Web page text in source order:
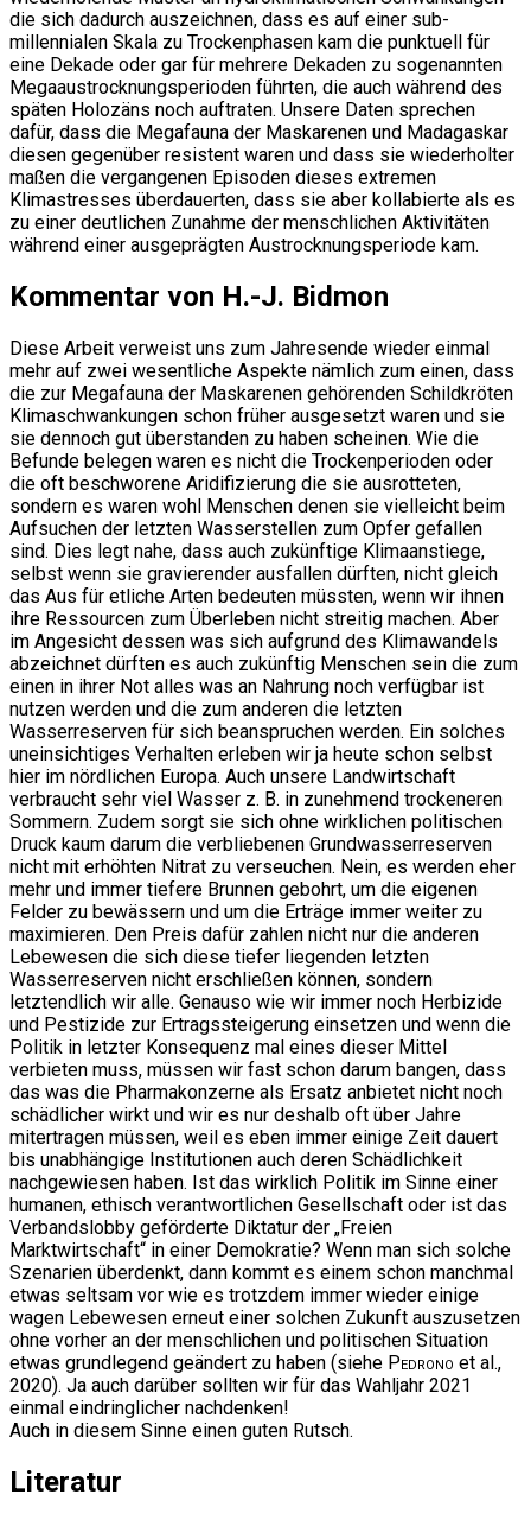
die sich dadurch auszeichnen, dass es auf einer sub-
millennialen Skala zu Trockenphasen kam die punktuell für
eine Dekade oder gar für mehrere Dekaden zu sogenannten
Megaaustrocknungsperioden führten, die auch während des
späten Holozäns noch auftraten. Unsere Daten sprechen
dafür, dass die Megafauna der Maskarenen und Madagaskar
diesen gegenüber resistent waren und dass sie wiederholter
maßen die vergangenen Episoden dieses extremen
Klimastresses überdauerten, dass sie aber kollabierte als es
zu einer deutlichen Zunahme der menschlichen Aktivitäten
während einer ausgeprägten Austrocknungsperiode kam.
Kommentar von H.-J. Bidmon
Diese Arbeit verweist uns zum Jahresende wieder einmal
mehr auf zwei wesentliche Aspekte nämlich zum einen, dass
die zur Megafauna der Maskarenen gehörenden Schildkröten
Klimaschwankungen schon früher ausgesetzt waren und sie
sie dennoch gut überstanden zu haben scheinen. Wie die
Befunde belegen waren es nicht die Trockenperioden oder
die oft beschworene Aridifizierung die sie ausrotteten,
sondern es waren wohl Menschen denen sie vielleicht beim
Aufsuchen der letzten Wasserstellen zum Opfer gefallen
sind. Dies legt nahe, dass auch zukünftige Klimaanstiege,
selbst wenn sie gravierender ausfallen dürften, nicht gleich
das Aus für etliche Arten bedeuten müssten, wenn wir ihnen
ihre Ressourcen zum Überleben nicht streitig machen. Aber
im Angesicht dessen was sich aufgrund des Klimawandels
abzeichnet dürften es auch zukünftig Menschen sein die zum
einen in ihrer Not alles was an Nahrung noch verfügbar ist
nutzen werden und die zum anderen die letzten
Wasserreserven für sich beanspruchen werden. Ein solches
uneinsichtiges Verhalten erleben wir ja heute schon selbst
hier im nördlichen Europa. Auch unsere Landwirtschaft
verbraucht sehr viel Wasser z. B. in zunehmend trockeneren
Sommern. Zudem sorgt sie sich ohne wirklichen politischen
Druck kaum darum die verbliebenen Grundwasserreserven
nicht mit erhöhten Nitrat zu verseuchen. Nein, es werden eher
mehr und immer tiefere Brunnen gebohrt, um die eigenen
Felder zu bewässern und um die Erträge immer weiter zu
maximieren. Den Preis dafür zahlen nicht nur die anderen
Lebewesen die sich diese tiefer liegenden letzten
Wasserreserven nicht erschließen können, sondern
letztendlich wir alle. Genauso wie wir immer noch Herbizide
und Pestizide zur Ertragssteigerung einsetzen und wenn die
Politik in letzter Konsequenz mal eines dieser Mittel
verbieten muss, müssen wir fast schon darum bangen, dass
das was die Pharmakonzerne als Ersatz anbietet nicht noch
schädlicher wirkt und wir es nur deshalb oft über Jahre
mitertragen müssen, weil es eben immer einige Zeit dauert
bis unabhängige Institutionen auch deren Schädlichkeit
nachgewiesen haben. Ist das wirklich Politik im Sinne einer
humanen, ethisch verantwortlichen Gesellschaft oder ist das
Verbandslobby geförderte Diktatur der „Freien
Marktwirtschaft“ in einer Demokratie? Wenn man sich solche
Szenarien überdenkt, dann kommt es einem schon manchmal
etwas seltsam vor wie es trotzdem immer wieder einige
wagen Lebewesen erneut einer solchen Zukunft auszusetzen
ohne vorher an der menschlichen und politischen Situation
etwas grundlegend geändert zu haben (siehe Pedrono et al.,
2020). Ja auch darüber sollten wir für das Wahljahr 2021
einmal eindringlicher nachdenken!
Auch in diesem Sinne einen guten Rutsch.
Literatur